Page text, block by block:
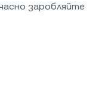
заробляйте